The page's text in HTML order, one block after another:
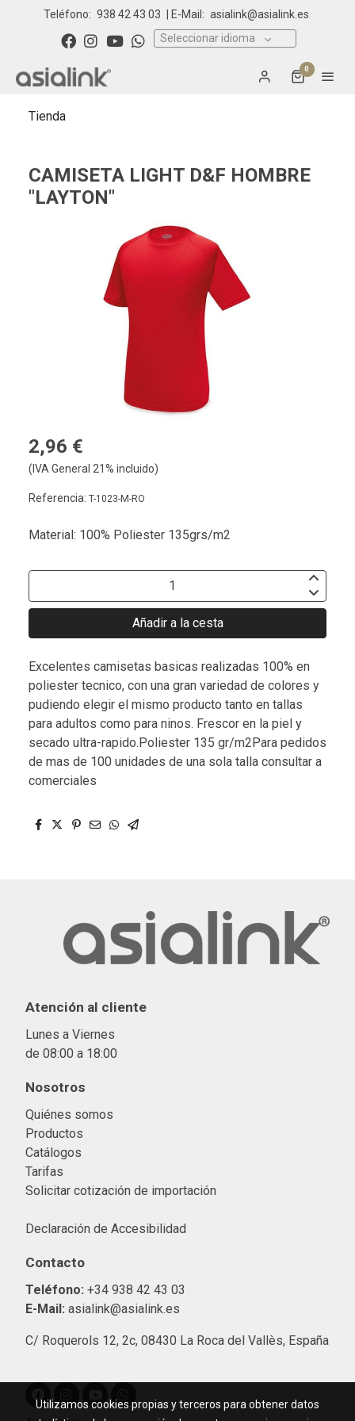
Teléfono: 938 42 43 03 | E-Mail: asialink@asialink.es
Seleccionar idioma
0
Tienda
CAMISETA LIGHT D&F HOMBRE
"LAYTON"
2,96 €
(IVA General 21% incluido)
Referencia: T-1023-M-RO
Material: 100% Poliester 135grs/m2
Añadir a la cesta
Excelentes camisetas basicas realizadas 100% en
poliester tecnico, con una gran variedad de colores y
pudiendo elegir el mismo producto tanto en tallas
para adultos como para ninos. Frescor en la piel y
secado ultra-rapido.Poliester 135 gr/m2Para pedidos
de mas de 100 unidades de una sola talla consultar a
comerciales
Atención al cliente
Lunes a Viernes
de 08:00 a 18:00
Nosotros
Quiénes somos
Productos
Catálogos
Tarifas
Solicitar cotización de importación
Declaración de Accesibilidad
Contacto
Teléfono: +34 938 42 43 03
E-Mail: asialink@asialink.es
C/ Roquerols 12, 2c, 08430 La Roca del Vallès, España
Utilizamos cookies propias y terceros para obtener datos